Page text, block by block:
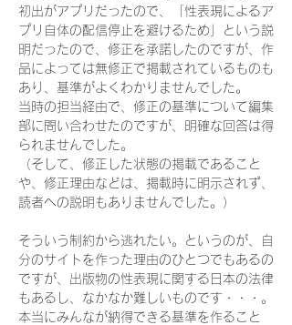
初出がアプリだったので、「性表現によるア
プリ自体の配信停止を避けるため」という説
明だったので、修正を承諾したのですが、作
品によっては無修正で掲載されているものも
あり、基準がよくわかりませんでした。
当時の担当経由で、修正の基準について編集
部に問い合わせたのですが、明確な回答は得
られませんでした。
（そして、修正した状態の掲載であること
や、修正理由などは、掲載時に明示されず、
読者への説明もありませんでした。）
そういう制約から逃れたい。というのが、自
分のサイトを作った理由のひとつでもあるの
ですが、出版物の性表現に関する日本の法律
もあるし、なかなか難しいものです・・・。
本当にみんなが納得できる基準を作ること